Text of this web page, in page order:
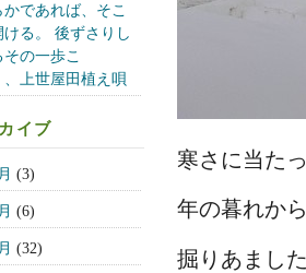
寒さに当た
年の暮れか
掘りあまし
であれば、そこ
ける。 後ずさりし
の一歩こ
、上世屋田植え唄
イブ
(3)
(6)
(32)